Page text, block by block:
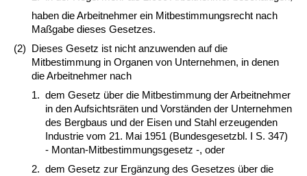
haben die Arbeitnehmer ein Mitbestimmungsrecht nach
Maßgabe dieses Gesetzes.
(2) Dieses Gesetz ist nicht anzuwenden auf die
Mitbestimmung in Organen von Unternehmen, in denen
die Arbeitnehmer nach
1. dem Gesetz über die Mitbestimmung der Arbeitnehmer
in den Aufsichtsräten und Vorständen der Unternehmen
des Bergbaus und der Eisen und Stahl erzeugenden
Industrie vom 21. Mai 1951 (Bundesgesetzbl. I S. 347)
- Montan-Mitbestimmungsgesetz -, oder
2. dem Gesetz zur Ergänzung des Gesetzes über die